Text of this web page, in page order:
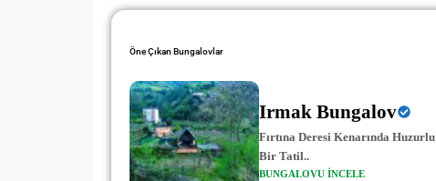
Öne Çıkan Bungalovlar
Irmak Bungalov
Fırtına Deresi Kenarında Huzurlu
Bir Tatil..
BUNGALOVU INCELE